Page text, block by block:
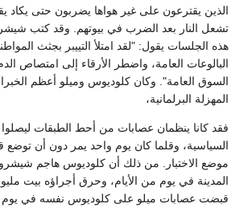
الذين يقترعون على غير هواها يضربون حتى يكاد
تشعل النار بعد الضرب في بيوتهم. وقد كتب
هذه الجلسات يقول: "لقد امتلأ التييبر بجثث
البالوعات العامة، واضطر الأرقاء إلى امتصاص
السوق العامة". وكان كلوديوس وميلو أعظم
المهزلة البرلمانية،
فقد كانا ينظمان عصابات من أحط الطبقات ليصلوا
السياسية، وقلما كان يوم واحد يمر دون أن توضع
موضع الاختبار. من ذلك أن كلوديوس هاجم
المدينة في يوم من الأيام، وحرق أجراؤه بيت
قبضت عصابات ميلو على كلوديوس نفسه في يوم